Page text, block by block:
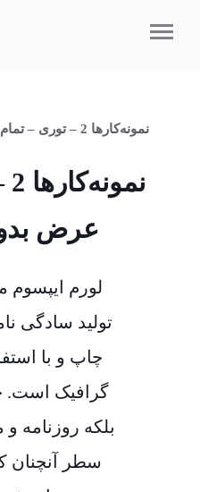
نمونه‌کارها 2 – توری – تمام عرض بدون فاصله
عرض
لورم ایپسوم
تولید سادگی
چاپ و با
گرافیک است.
بلکه روزنامه
سطر آنچنان